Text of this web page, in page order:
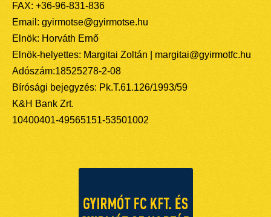
FAX: +36-96-831-836
Email: gyirmotse@gyirmotse.hu
Elnök: Horváth Ernő
Elnök-helyettes: Margitai Zoltán | margitai@gyirmotfc.hu
Adószám:18525278-2-08
Bírósági bejegyzés: Pk.T.61.126/1993/59
K&H Bank Zrt.
10400401-49565151-53501002